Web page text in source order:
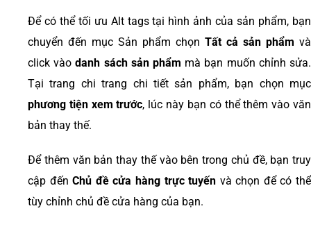
Để có thể tối ưu Alt tags tại hình ảnh của sản phẩm, bạn
chuyển đến mục Sản phẩm chọn Tất cả sản phẩm và
click vàodanh sách sản phẩm mà bạn muốn chỉnh sửa.
Tại trang chi trang chi tiết sản phẩm, bạn chọn mục
phương tiện xem trước, lúc này bạn có thể thêm vào văn
bản thay thế.
Để thêm văn bản thay thế vào bên trong chủ đề, bạn truy
cập đếnChủ đề cửa hàng trực tuyến và chọn để có thể
tùy chỉnh chủ đề cửa hàng của bạn.